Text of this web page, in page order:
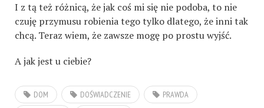
I z tą też różnicą, że jak coś mi się nie podoba, to nie
czuję przymusu robienia tego tylko dlatego, że inni tak
chcą. Teraz wiem, że zawsze mogę po prostu wyjść.
A jak jest u ciebie?
DOM DOŚWIADCZENIE
PRAWDA